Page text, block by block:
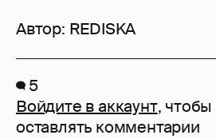
Автор: REDISKA
5
Войдите в аккаунт, чтобы
оставлять комментарии